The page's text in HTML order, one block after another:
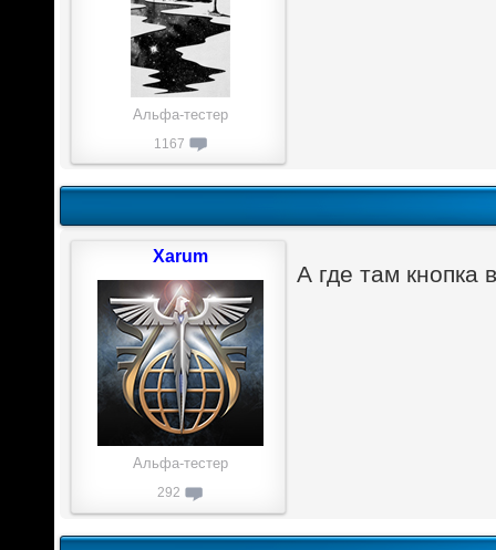
Альфа-тестер
1167
А где там кнопка
Xarum
Альфа-тестер
292